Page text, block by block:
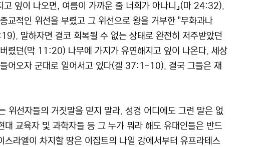
고 잎이 나오면, 여름이 가까운 줄 너희가 아나니』(마 24:32).
교적인 위선을 부렸고 그 위선으로 왕을 거부한 "무화과나
말하자면 결코 회복될 수 없는 상태로 완전히 저주받았던
렸던(막 11:20) 나무에 가지가 유연해지고 잎이 나온다. 세상
어오자 군대로 일어서고 있다(겔 37:1-10). 결국 그들은 재
위선자들의 거짓말을 믿지 말라. 성경 어디에도 그런 말은 없
교육자 및 과학자들 등 그 누가 뭐라 해도 유대인들은 반드
라엘이 차지할 땅은 이집트의 나일 강에서부터 유프라테스